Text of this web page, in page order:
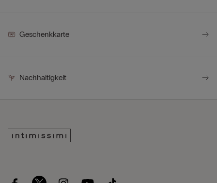
Geschenkkarte
Nachhaltigkeit